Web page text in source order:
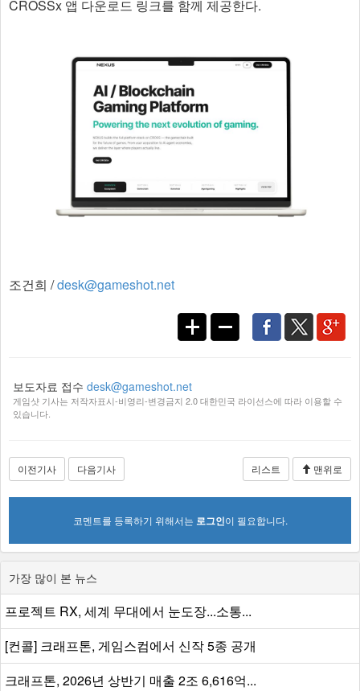
CROSSx 앱 다운로드 링크를 함께 제공한다. ​
조건희 /desk@gameshot.net
보도자료 접수 desk@gameshot.net
게임샷 기사는 저작자표시-비영리-변경금지 2.0 대한민국 라이선스에 따라 이용할 수
있습니다.
이전기사 다음기사 리스트 맨위로
코멘트를 등록하기 위해서는 로그인이 필요합니다.
가장 많이 본 뉴스
프로젝트 RX, 세계 무대에서 눈도장...소통...
[컨콜] 크래프톤, 게임스컴에서 신작 5종 공개
크래프톤, 2026년 상반기 매출 2조 6,616억...